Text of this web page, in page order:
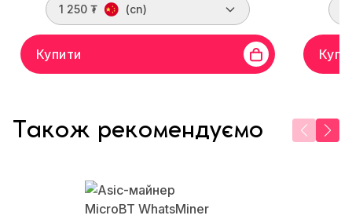
1 250 ₮ (cn)
Купити
Також рекомендуємо